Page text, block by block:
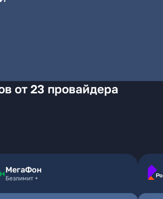
от 23 провайдера
МегаФон
Безлимит +